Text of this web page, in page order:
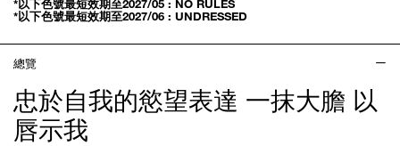
*以下色號最短效期至2027/05 : NO RULES
*以下色號最短效期至2027/06 : UNDRESSED
總覽
忠於自我的慾望表達 一抹大膽 以
唇示我